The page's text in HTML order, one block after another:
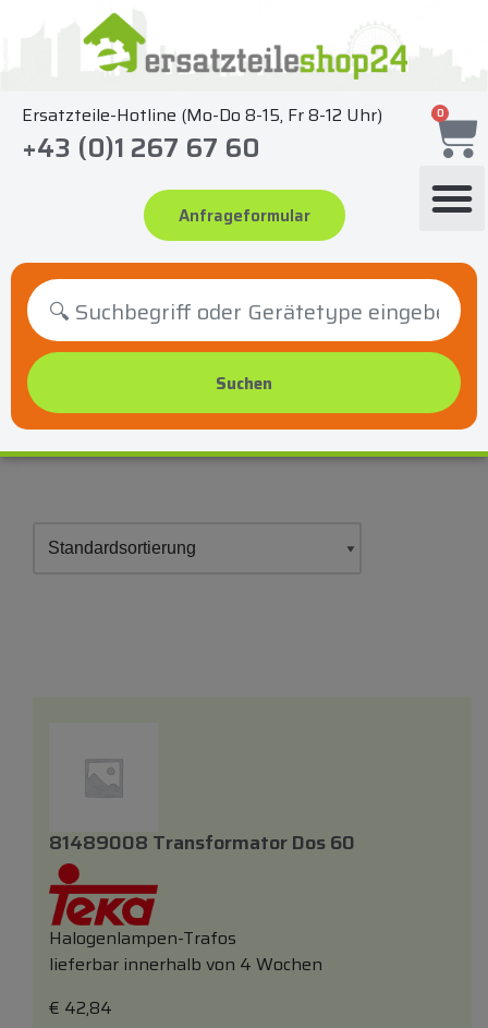
springen
Ersatzteile-Hotline (Mo-Do 8-15, Fr 8-12 Uhr)
+43 (0)1 267 67 60
Anfrageformular
0
81489008 Transformator Dos 60
Halogenlampen-Trafos
lieferbar innerhalb von 4 Wochen
€ 42,84